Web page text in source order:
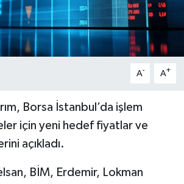
A- A+
Borsa İstanbul’da işlem
için yeni hedef fiyatlar ve
açıkladı.
BİM, Erdemir, Lokman